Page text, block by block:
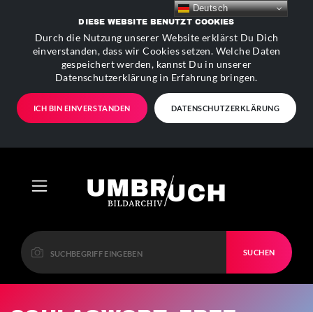
DIESE WEBSITE BENUTZT COOKIES
Durch die Nutzung unserer Website erklärst Du Dich
einverstanden, dass wir Cookies setzen. Welche Daten
gespeichert werden, kannst Du in unserer
Datenschutzerklärung in Erfahrung bringen.
ICH BIN EINVERSTANDEN DATENSCHUTZERKLÄRUNG
SUCHEN
Deutsch